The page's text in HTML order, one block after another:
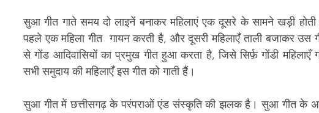
सुआ गीत गाते समय दो लाइनें बनाकर महिलाएं एक दूसरे के सामने खड़ी
पहले एक महिला गीत  गायन करती है, और दूसरी महिलाएँ ताली बजाकर उस
से गोंड आदिवासियों का प्रमुख गीत हुआ करता है, जिसे सिर्फ़ गोंडी
सभी समुदाय की महिलाएँ इस गीत को गाती हैं।
सुआ गीत में छत्तीसगढ़ के परंपराओं एंड संस्कृति की झलक है। सुआ गीत के